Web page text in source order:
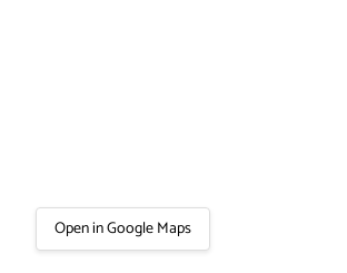
Open in Google Maps